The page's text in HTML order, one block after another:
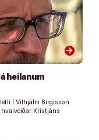
arrow_forward
heilanum
í Vilhjálm Birgisson
Kristjáns